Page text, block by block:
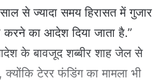
से ज्यादा समय हिरासत में गुजार
का आदेश दिया जाता है.”
के बावजूद शब्बीर शाह जेल से
क्योंकि टेरर फंडिंग का मामला भी